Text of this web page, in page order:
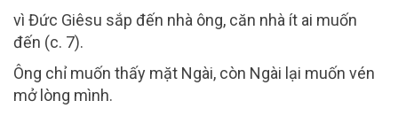
vì Đức Giêsu sắp đến nhà ông, căn nhà ít ai muốn
đến (c. 7).
Ông chỉ muốn thấy mặt Ngài, còn Ngài lại muốn vén
mở lòng mình.